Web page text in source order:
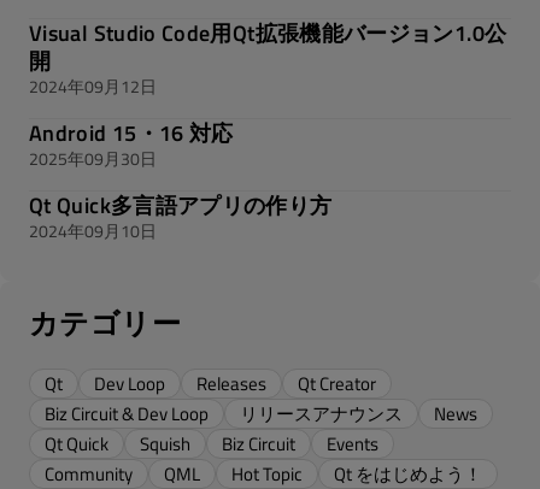
Visual Studio Code用Qt拡張機能バージョン1.0公
開
2024年09月12日
Android 15・16 対応
2025年09月30日
Qt Quick多言語アプリの作り方
2024年09月10日
カテゴリー
Qt Dev Loop Releases
Qt Creator
Biz Circuit & Dev Loop
リリースアナウンス
News
Qt Quick
Squish Biz Circuit
Events
Community
QML Hot Topic
Qt をはじめよう！